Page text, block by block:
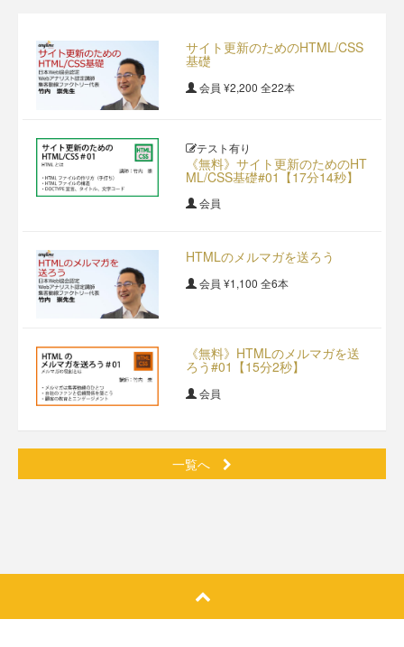
サイト更新のためのHTML/CSS
基礎
会員 ¥2,200 全22本
テスト有り
《無料》サイト更新のためのHT
ML/CSS基礎#01【17分14秒】
会員
HTMLのメルマガを送ろう
会員 ¥1,100 全6本
《無料》HTMLのメルマガを送
ろう#01【15分2秒】
会員
一覧へ